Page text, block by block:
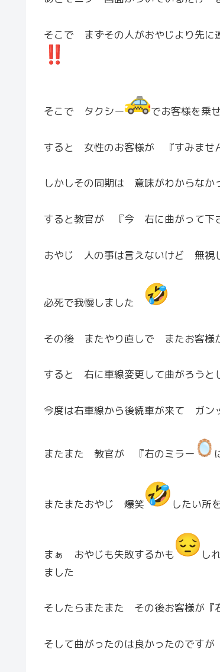
そこで まずその人がおやじより先
そこで タクシー でお客様を乗
すると 女性のお客様が 『すみませ
しかしその同期は 意味がわからな
すると教官が 『今 右に曲がって下
おやじ 人の事は言えないけど 無視
必死で我慢しました
その後 またやり直しで またお客様
すると 右に車線変更して曲がろうと
今度は右車線から後続車が来て ガ
またまた 教官が 『右のミラー
またまたおやじ 爆笑 したい所
まぁ おやじも失敗するかも
し
ました
そしたらまたまた その後お客様が『
そして曲がったのは良かったのです